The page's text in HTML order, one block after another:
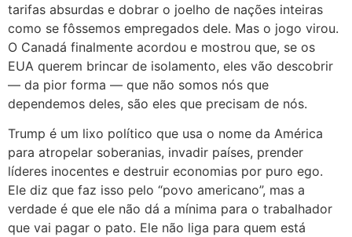
tarifas absurdas e dobrar o joelho de nações inteiras
como se fôssemos empregados dele. Mas o jogo virou.
O Canadá finalmente acordou e mostrou que, se os
EUA querem brincar de isolamento, eles vão descobrir
— da pior forma — que não somos nós que
dependemos deles, são eles que precisam de nós.
Trump é um lixo político que usa o nome da América
para atropelar soberanias, invadir países, prender
líderes inocentes e destruir economias por puro ego.
Ele diz que faz isso pelo “povo americano”, mas a
verdade é que ele não dá a mínima para o trabalhador
que vai pagar o pato. Ele não liga para quem está